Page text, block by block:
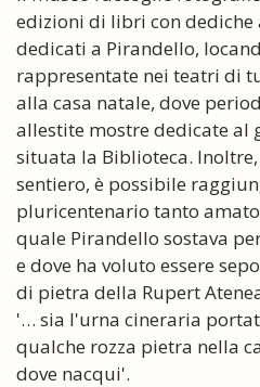
edizioni di libri con
dedicati a Pirandello,
rappresentate nei teatri di
alla casa natale, dove
allestite mostre dedicate al
situata la Biblioteca.
sentiero, è possibile
pluricentenario tanto
quale Pirandello sostava
e dove ha voluto essere
di pietra della Rupert
'… sia l'urna cineraria
qualche rozza pietra nella
dove nacqui'.